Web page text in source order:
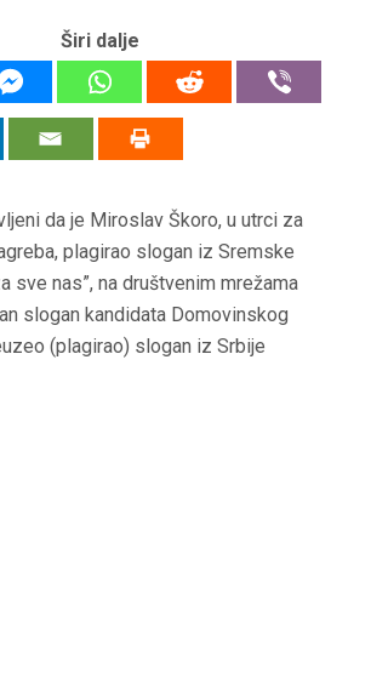
Širi dalje
da je Miroslav Škoro, u utrci za
plagirao slogan iz Sremske
sve nas”, na društvenim mrežama
slogan kandidata Domovinskog
(plagirao) slogan iz Srbije